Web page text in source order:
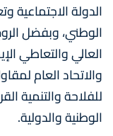
الدولة الاجتماعية
الوطني، وبفضل
العالي والتعاطي
والاتحاد العام
للفلاحة والتنمية
الوطنية والدولية.